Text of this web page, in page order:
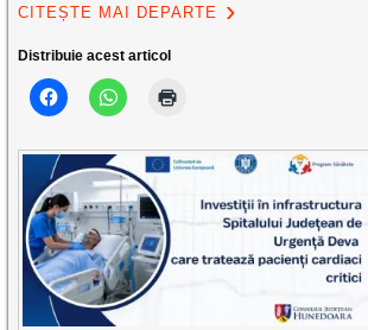
CITEȘTE MAI DEPARTE
Distribuie acest articol